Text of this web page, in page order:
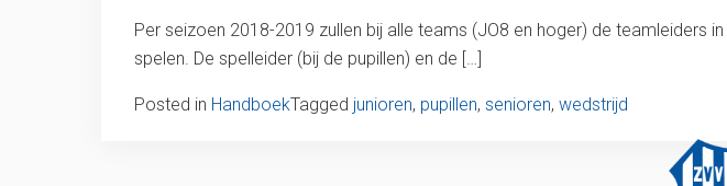
Per seizoen 2018-2019 zullen bij alle teams (JO8 en hoger) de teamleiders
spelen. De spelleider (bij de pupillen) en de […]
Posted in HandboekTagged junioren, pupillen, senioren, wedstrijd